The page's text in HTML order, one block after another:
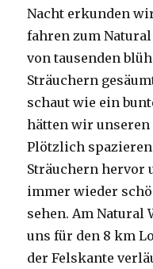
Nacht erkunden
fahren zum
von tausenden
Sträuchern
schaut wie ein
hätten wir unseren
Plötzlich
Sträuchern hervor
immer wieder
sehen. Am Natural
uns für den 8 km
der Felskante